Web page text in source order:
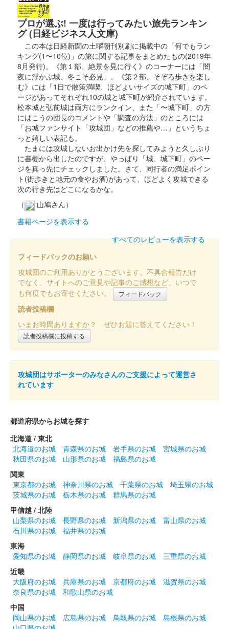
碓氷峠城 御城印
諏訪原寛幸氏が描く上杉景勝公イラストを使用。2023年5月3日4
日に開催された「群馬戦国御城印サミット」で先行販売された御
城印。6月1日から現地販売開始。
碓氷峠城 御城印 春限定通常版
碓氷峠城 御城印 真田昌幸春限定版
碓氷峠城 御城印 冬限定版
100枚限定
碓氷峠城 御城印
第2回群馬戦国御城印サミットにて先行販売された。諏訪原寛幸
氏による前田慶次のイラストが描かれている。
碓氷峠城 御城印 真田信繁初陣伝承秋限定版
碓氷峠城 御城印
碓氷峠城 御城印 真田赤備版
碓氷峠城 御城印
特別版
諏訪原寛幸氏による前田利家のイラストを使用した御城印。桐紋
は金色。
碓氷峠城 御城印
碓氷峠城 御城印 赤金版
碓氷峠城 御城印 直江兼続公版
2026年6月13、14日に開催された群馬戦国御城印サミット2026
にて先行販売された御城印。
プロが選ぶ! 一度は行ってみたい旅先ランキン
グ (日経ビジネス人文庫)
この本は日経新聞の土曜朝刊別刷に掲載中の「何でもラン
キング(1〜10位)」の旅に関する記事をまとめたもの(2019年
8月発行)。《第１部、絶景を見に行く》のコーナーには「闇
夜に浮かぶ城、冬こそ必見」、《第２部、そぞろ歩きを楽し
む》には「1日で散策満喫、ほどよいサイズの城下町」のペ
ージがあってそれぞれ10の城と城下町が紹介されています。
松本城と弘前城は両方にランクイン、また「〜城下町」の方
にはこうの団長のコメントや「調査の方法」のところには
「お城ファンサイト「攻城団」などの推薦や…」というちょ
っと嬉しい表記も。
たまには攻城しないお出かけ先を探してみようと久しぶり
に書棚から出したのですが、やっぱり「城、城下町」のペー
ジを真っ先にチェックしました。さて、同行者の満足ポイン
ト(街歩きと地元の食やお酒)があって、ほどよく攻城できる
次の行き先はどこになるかな。
（
山鳩さん）
書籍ページを表示する
すべてのレビューを表示する
フィードバックのお願い
攻城団のご利用ありがとうございます。不具合報告だけ
でなく、サイトへのご意見や記事のご感想など、いつで
も何度でもお寄せください。
フィードバック
読者投稿欄
いまお時間ありますか？ ぜひお題に答えてください！
読者投稿欄に投稿する
攻城団はサポーターのみなさんのご支援によって運営さ
れています
都道府県からお城を探す
北海道 / 東北
北海道のお城
青森県のお城 岩手県のお城
宮城県のお城
秋田県のお城
山形県のお城
福島県のお城
関東
東京都のお城
神奈川県のお城 千葉県のお城
埼玉県のお城
茨城県のお城
栃木県のお城
群馬県のお城
甲信越 / 北陸
山梨県のお城
長野県のお城 新潟県のお城
富山県のお城
石川県のお城
福井県のお城
東海
愛知県のお城
静岡県のお城 岐阜県のお城
三重県のお城
近畿
大阪府のお城
兵庫県のお城 京都府のお城
滋賀県のお城
奈良県のお城
和歌山県のお城
中国
岡山県のお城
広島県のお城 鳥取県のお城
島根県のお城